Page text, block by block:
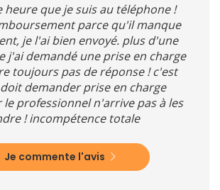
heure que je suis au téléphone !
parce qu'il manque
je l'ai bien envoyé. plus d'une
j'ai demandé une prise en charge
toujours pas de réponse ! c'est
demander prise en charge
professionnel n'arrive pas à les
! incompétence totale
Je commente l'avis